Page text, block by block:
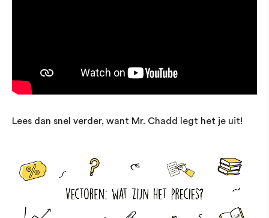
Lees dan snel verder, want Mr. Chadd legt het je uit!